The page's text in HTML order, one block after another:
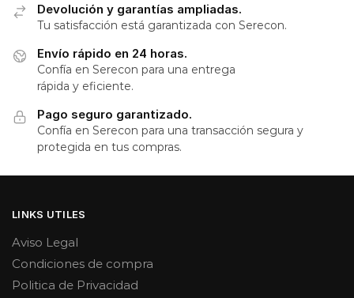
Devolución y garantías ampliadas.
Tu satisfacción está garantizada con Serecon.
Envío rápido en 24 horas.
Confía en Serecon para una entrega
rápida y eficiente.
Pago seguro garantizado.
Confía en Serecon para una transacción segura y
protegida en tus compras.
LINKS UTILES
Aviso Legal
Condiciones de compra
Politica de Privacidad